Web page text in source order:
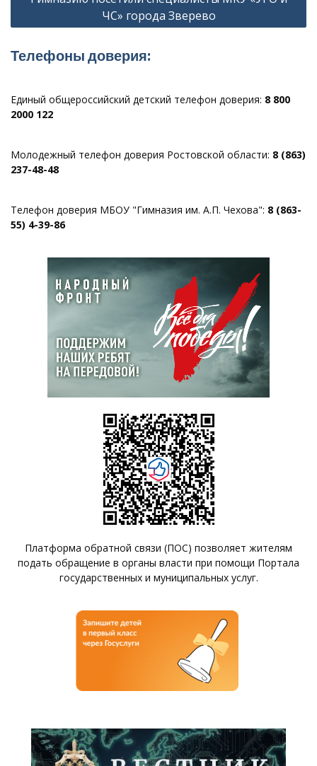
ЧС» города Зверево
Телефоны доверия:
Единый общероссийский детский телефон доверия: 8 800
2000 122
Молодежный телефон доверия Ростовской области: 8 (863)
237-48-48
Телефон доверия МБОУ "Гимназия им. А.П. Чехова": 8 (863-
55) 4-39-86
Платформа обратной связи (ПОС) позволяет жителям
подать обращение в органы власти при помощи Портала
государственных и муниципальных услуг.